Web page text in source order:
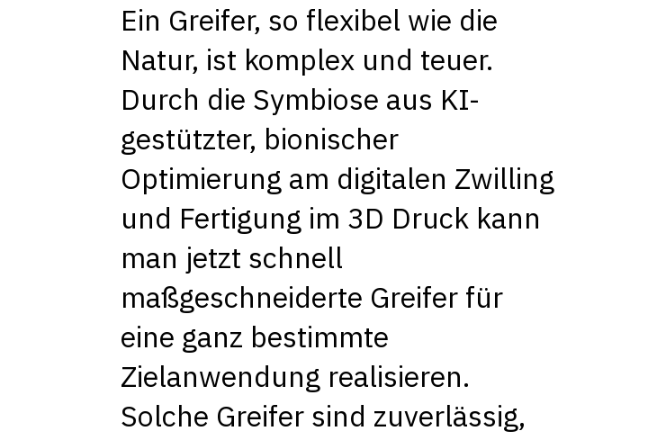
Ein Greifer, so flexibel wie die
Natur, ist komplex und teuer.
Durch die Symbiose aus KI-
gestützter, bionischer
Optimierung am digitalen Zwilling
und Fertigung im 3D Druck kann
man jetzt schnell
maßgeschneiderte Greifer für
eine ganz bestimmte
Zielanwendung realisieren.
Solche Greifer sind zuverlässig,